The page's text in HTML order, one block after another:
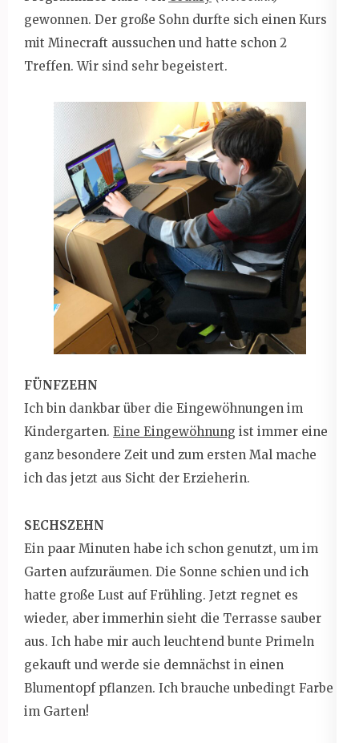
gewonnen. Der große Sohn durfte sich einen Kurs
mit Minecraft aussuchen und hatte schon 2
Treffen. Wir sind sehr begeistert.
FÜNFZEHN
Ich bin dankbar über die Eingewöhnungen im
Kindergarten. Eine Eingewöhnung ist immer eine
ganz besondere Zeit und zum ersten Mal mache
ich das jetzt aus Sicht der Erzieherin.
SECHSZEHN
Ein paar Minuten habe ich schon genutzt, um im
Garten aufzuräumen. Die Sonne schien und ich
hatte große Lust auf Frühling. Jetzt regnet es
wieder, aber immerhin sieht die Terrasse sauber
aus. Ich habe mir auch leuchtend bunte Primeln
gekauft und werde sie demnächst in einen
Blumentopf pflanzen. Ich brauche unbedingt Farbe
im Garten!